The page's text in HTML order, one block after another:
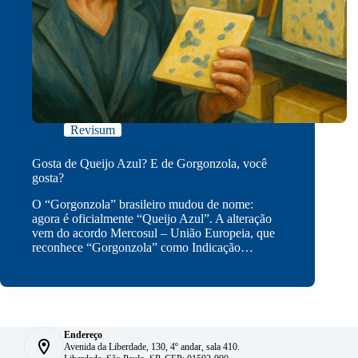
Revisum
Gosta de Queijo Azul? E de Gorgonzola, você
gosta?
O “Gorgonzola” brasileiro mudou de nome:
agora é oficialmente “Queijo Azul”. A alteração
vem do acordo Mercosul – União Europeia, que
reconhece “Gorgonzola” como Indicação…
Endereço
Avenida da Liberdade, 130, 4º andar, sala 410.